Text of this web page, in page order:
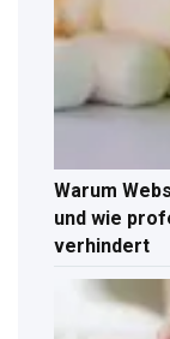
Warum
und wie
verhindert